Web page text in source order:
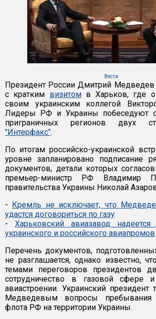
Вести
Президент России Дмитрий
с кратким визитомв Харьков, где
своим украинским коллегой
Лидеры РФ и Украины побеседуют с
приграничных регионов двух
"Интерфакс".
По итогам российско-украинской
уровне запланировано подписание
документов, детали которых
премьер-министр РФ Владимир
правительства Украины Николай
- Кремль не исключает, что
удастся договориться по газу
- Харьковский авиазавод
украинского и российского авиапромов
Перечень документов,
не разглашается, однако известно,
темами переговоров президентов
сотрудничество в газовой сфере
авиастроении. Украинский президент
Медведевым вопросы пребывания
флота РФ на территории Украины.